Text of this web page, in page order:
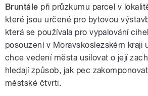
Bruntále při průzkumu parcel v
které jsou určené pro bytovou
která se používala pro vypalování
posouzení v Moravskoslezském kraji
chce vedení města usilovat o její
hledají způsob, jak pec
městské čtvrti.